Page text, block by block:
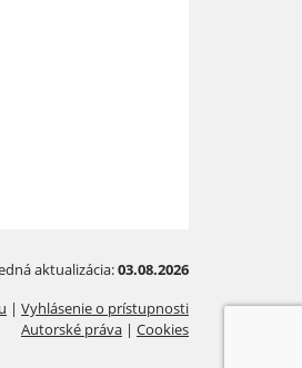
aktualizácia:03.08.2026
| Vyhlásenie o prístupnosti
Autorské práva | Cookies